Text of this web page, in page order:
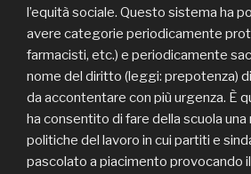
l’equità sociale. Questo sistema ha
avere categorie periodicamente
farmacisti, etc.) e periodicamente
nome del diritto (leggi: prepotenza)
da accontentare con più urgenza. È
ha consentito di fare della scuola
politiche del lavoro in cui partiti e
pascolato a piacimento provocando